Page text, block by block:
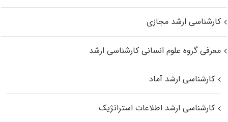
کارشناسی ارشد مجازی
معرفی گروه علوم انسانی کارشناسی ارشد
کارشناسی ارشد آماد
کارشناسی ارشد اطلاعات استراتژیک